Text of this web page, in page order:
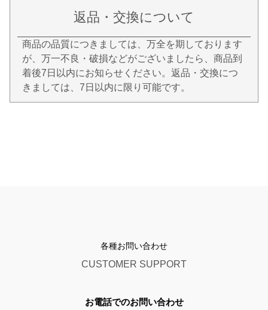
返品・交換について
商品の品質につきましては、万全を期しております
が、万一不良・破損などがございましたら、商品到
着後7日以内にお知らせください。返品・交換につ
きましては、7日以内に限り可能です。
各種お問い合わせ
CUSTOMER SUPPORT
お電話でのお問い合わせ